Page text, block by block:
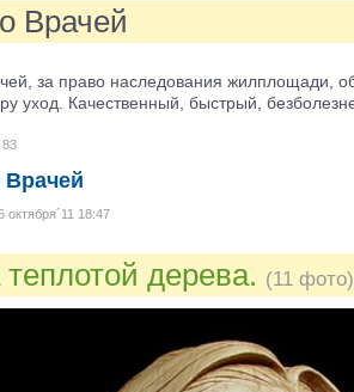
Врачей
за право наследования жилплощади,
уход. Качественный, быстрый,
83
Врачей
октября´11 18:47
дерева. (11 фото)